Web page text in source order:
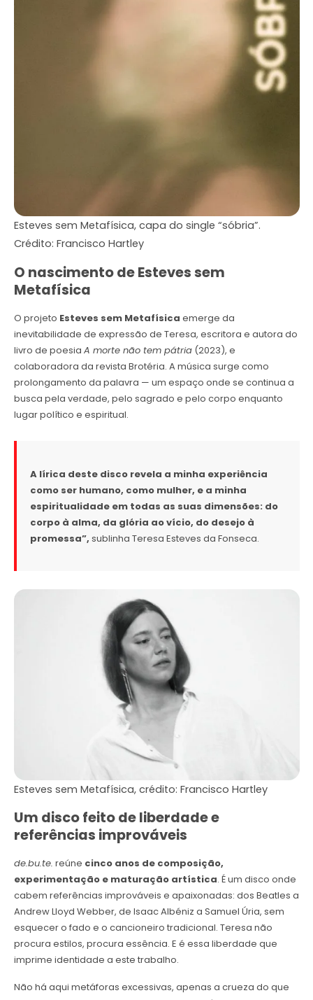
Esteves sem Metafísica, capa do single “sóbria”.
Crédito: Francisco Hartley
O nascimento de Esteves sem
Metafísica
O projeto Esteves sem Metafísica emerge da
inevitabilidade de expressão de Teresa, escritora e autora do
livro de poesia A morte não tem pátria(2023), e
colaboradora da revista Brotéria. A música surge como
prolongamento da palavra — um espaço onde se continua a
busca pela verdade, pelo sagrado e pelo corpo enquanto
lugar político e espiritual.
A lírica deste disco revela a minha experiência
como ser humano, como mulher, e a minha
espiritualidade em todas as suas dimensões: do
corpo à alma, da glória ao vício, do desejo à
promessa”, sublinha Teresa Esteves da Fonseca.
Esteves sem Metafísica, crédito: Francisco Hartley
Um disco feito de liberdade e
referências improváveis
de.bu.te. reúne cinco anos de composição,
experimentação e maturação artística. É um disco onde
cabem referências improváveis e apaixonadas: dos Beatles a
Andrew Lloyd Webber, de Isaac Albéniz a Samuel Úria, sem
esquecer o fado e o cancioneiro tradicional. Teresa não
procura estilos, procura essência. E é essa liberdade que
imprime identidade a este trabalho.
Não há aqui metáforas excessivas, apenas a crueza do que